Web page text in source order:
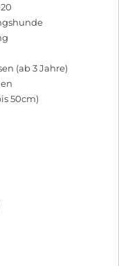
(ab 3 Jahre)
50cm)